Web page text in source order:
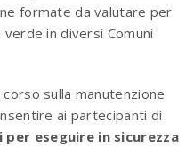
formate da valutare per
in diversi Comuni
sulla manutenzione
ai partecipanti di
eseguire in sicurezza